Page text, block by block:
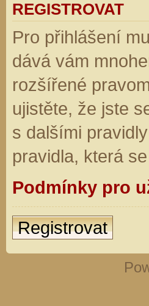
REGISTROVAT
Pro přihlášení
dává vám
rozšířené
ujistěte, že jste
s dalšími
pravidla, která
Podmínky pro
Registrovat